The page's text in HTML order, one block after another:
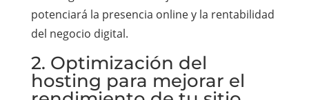
potenciará la presencia online y la rentabilidad
del negocio digital.
2. Optimización del
hosting para mejorar el